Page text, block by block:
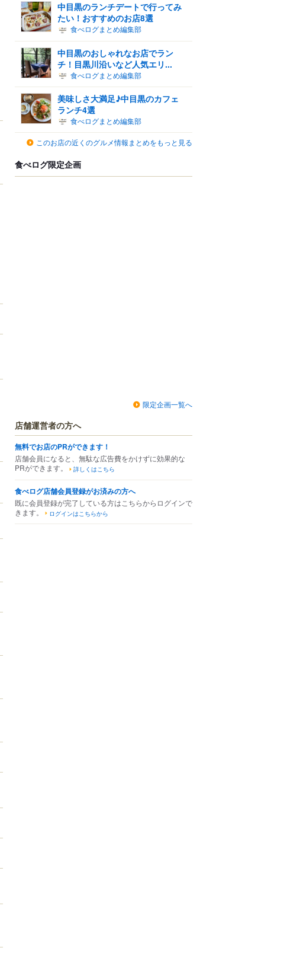
中目黒のランチデートで行ってみ
たい！おすすめのお店8選
食べログまとめ編集部
中目黒のおしゃれなお店でラン
チ！目黒川沿いなど人気エリ...
食べログまとめ編集部
美味しさ大満足♪中目黒のカフェ
ランチ4選
食べログまとめ編集部
このお店の近くのグルメ情報まとめをもっと見る
食べログ限定企画
限定企画一覧へ
店舗運営者の方へ
無料でお店のPRができます！
店舗会員になると、無駄な広告費をかけずに効果的な
PRができます。
詳しくはこちら
食べログ店舗会員登録がお済みの方へ
既に会員登録が完了している方はこちらからログインで
きます。
ログインはこちらから